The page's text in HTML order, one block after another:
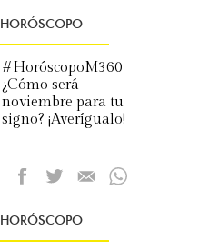
HORÓSCOPO
#HoróscopoM360
¿Cómo será
noviembre para tu
signo? ¡Averígualo!
HORÓSCOPO